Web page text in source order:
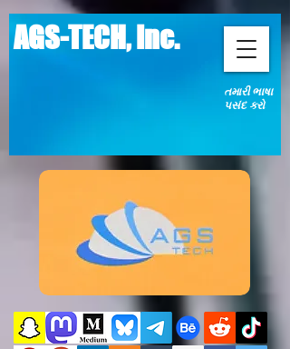
AGS-TECH, Inc.
તમારી ભાષા
પસંદ કરો